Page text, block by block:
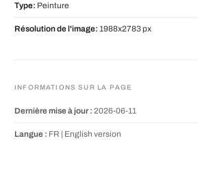
Type: Peinture
Résolution de l'image: 1988x2783 px
INFORMATIONS SUR LA PAGE
Dernière mise à jour : 2026-06-11
Langue : FR | English version